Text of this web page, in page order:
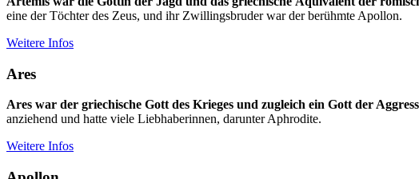
eine der Töchter des Zeus, und ihr Zwillingsbruder war der berühmte Apollon.
Weitere Infos
Ares
Ares war der griechische Gott des Krieges und zugleich ein Gott der
anziehend und hatte viele Liebhaberinnen, darunter Aphrodite.
Weitere Infos